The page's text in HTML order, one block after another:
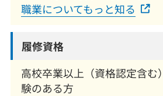
職業についてもっと知る
履修資格
高校卒業以上（資格認定含む
験のある方